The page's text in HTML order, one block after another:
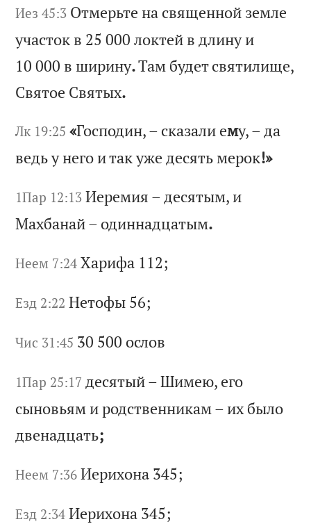
Иез 45:3 Отмерьте на священной земле
участок в 25 000локтей в длинуи
10 000 в ширину.Там будетсвятилище,
Святое Святых.
Лк 19:25 «Господин,– сказали ему,–да
ведьунего итакужедесятьмерок!»
1Пар 12:13 Иеремия –десятым, и
Махбанай– одиннадцатым.
Неем 7:24 Харифа 112;
Езд 2:22 Нетофы 56;
Чис 31:45 30 500 ослов
1Пар 25:17 десятый–Шимею, его
сыновьям иродственникам– ихбыло
двенадцать;
Неем 7:36 Иерихона 345;
Езд 2:34 Иерихона 345;